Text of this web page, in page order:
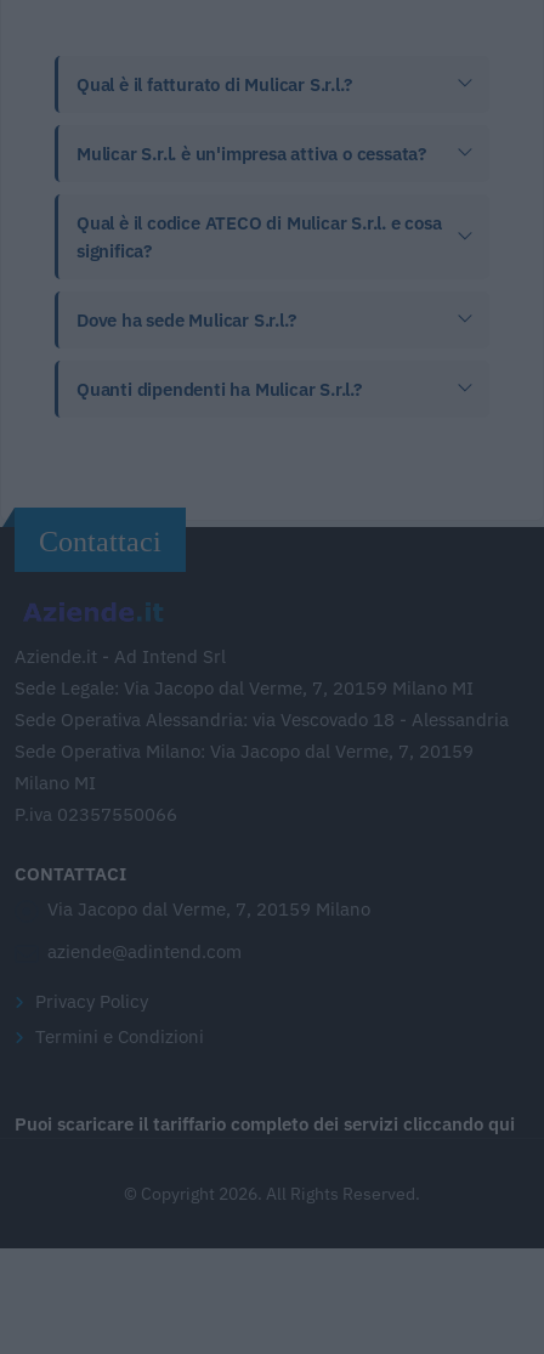
Qual è il fatturato di Mulicar S.r.l.?
Mulicar S.r.l. è un'impresa attiva o cessata?
Qual è il codice ATECO di Mulicar S.r.l. e cosa
significa?
Dove ha sede Mulicar S.r.l.?
Quanti dipendenti ha Mulicar S.r.l.?
Contattaci
Aziende.it - Ad Intend Srl
Sede Legale: Via Jacopo dal Verme, 7, 20159 Milano MI
Sede Operativa Alessandria: via Vescovado 18 - Alessandria
Sede Operativa Milano: Via Jacopo dal Verme, 7, 20159
Milano MI
P.iva 02357550066
CONTATTACI
Via Jacopo dal Verme, 7, 20159 Milano
aziende@adintend.com
Privacy Policy
Termini e Condizioni
Puoi scaricare il tariffario completo dei servizi cliccando qui
© Copyright 2026. All Rights Reserved.